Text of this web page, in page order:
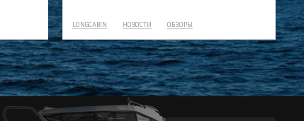
LONGCABIN НОВОСТИ ОБЗОРЫ